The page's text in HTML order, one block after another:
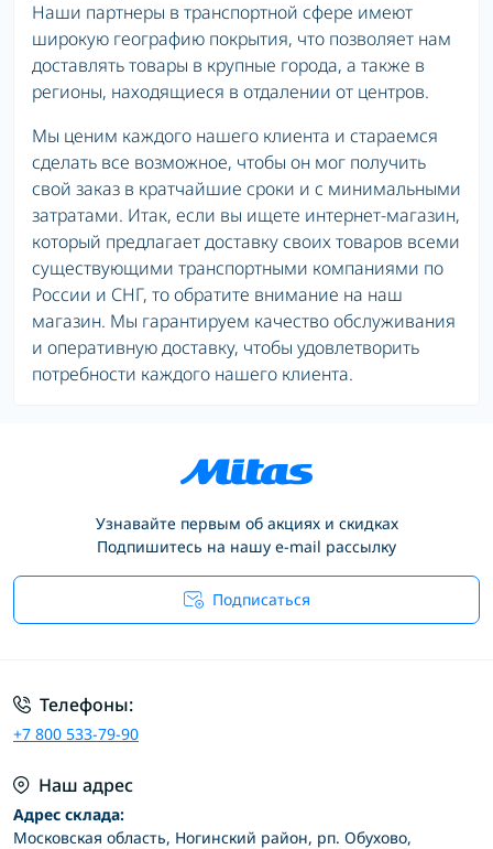
Наши партнеры в транспортной сфере имеют
широкую географию покрытия, что позволяет нам
доставлять товары в крупные города, а также в
регионы, находящиеся в отдалении от центров.
Мы ценим каждого нашего клиента и стараемся
сделать все возможное, чтобы он мог получить
свой заказ в кратчайшие сроки и с минимальными
затратами. Итак, если вы ищете интернет-магазин,
который предлагает доставку своих товаров всеми
существующими транспортными компаниями по
России и СНГ, то обратите внимание на наш
магазин. Мы гарантируем качество обслуживания
и оперативную доставку, чтобы удовлетворить
потребности каждого нашего клиента.
Узнавайте первым об акциях и скидках
Подпишитесь на нашу e-mail рассылку
Подписаться
Телефоны:
+7 800 533-79-90
Наш адрес
Адрес склада:
Московская область, Ногинский район, рп. Обухово,